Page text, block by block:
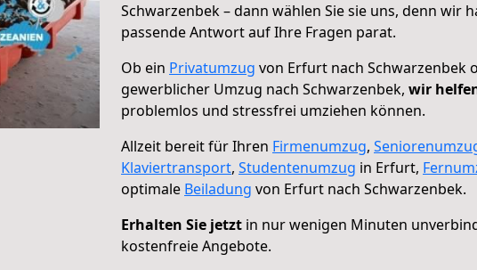
Schwarzenbek – dann wählen Sie sie uns, denn wir
passende Antwort auf Ihre Fragen parat.
Ob ein Privatumzug von Erfurt nach Schwarzenbek
gewerblicher Umzug nach Schwarzenbek, wir
problemlos und stressfrei umziehen können.
Allzeit bereit für Ihren Firmenumzug,
Klaviertransport, Studentenumzug in Erfurt,
optimale Beiladung von Erfurt nach Schwarzenbek.
Erhalten Sie jetzt in nur wenigen Minuten
kostenfreie Angebote.